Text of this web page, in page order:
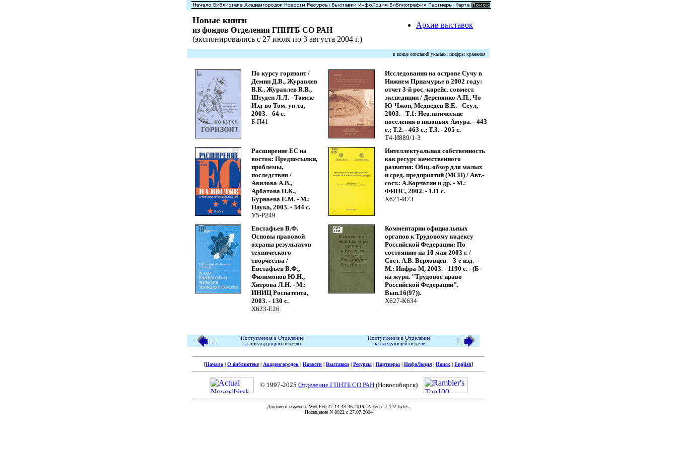
Новые книги
из фондов Отделения ГПНТБ СО РАН
(экспонировались с 27 июля по 3 августа 2004 г.)
Архив выставок
в конце описаний указаны шифры хранения
По курсу горизонт /
Демин Д.В., Журавлев
В.К., Журавлев В.В.,
Штуден Л.Л. - Томск:
Изд-во Том. ун-та,
2003. - 64 с.
Б-П41
Исследования на острове Сучу в
Нижнем Приамурье в 2002 году:
отчет 3-й рос.-корейс. совмест.
экспедиции / Деревянко А.П., Чо
Ю-Чжон, Медведев В.Е. - Сеул,
2003. - Т.1: Неолитические
поселения в низовьях Амура. - 443
с.; Т.2. - 463 с.; Т.3. - 205 с.
Т4-И889/1-3
Расширение ЕС на
восток: Предпосылки,
проблемы,
последствия /
Авилова А.В.,
Арбатова Н.К.,
Бурнаева Е.М. - М.:
Наука, 2003. - 344 с.
У5-Р249
Интеллектуальная собственность
как ресурс качественного
развития: Общ. обзор для малых
и сред. предприятий (МСП) / Авт.-
сост.: А.Корчагин и др. - М.:
ФИПС, 2002. - 131 с.
Х621-И73
Евстафьев В.Ф.
Основы правовой
охраны результатов
технического
творчества /
Евстафьев В.Ф.,
Филимонов Ю.Н.,
Хитрова Л.Н. - М.:
ИНИЦ Роспатента,
2003. - 130 с.
Х623-Е26
Комментарии официальных
органов к Трудовому кодексу
Российской Федерации: По
состоянию на 10 мая 2003 г. /
Сост. А.В. Верховцев. - 3-е изд. -
М.: Инфра-М, 2003. - 1190 с. - (Б-
ка журн. "Трудовое право
Российской Федерации".
Вып.16(97)).
Х627-К634
Поступления в Отделение
за предыдущую неделю
Поступления в Отделение
на следующей неделе
[Начало | О библиотеке| Академгородок | Новости | Выставки | Ресурсы | Партнеры | ИнфоЛоция | Поиск | English]
© 1997-2025 Отделение ГПНТБ СО РАН(Новосибирск)
Документ изменен: Wed Feb 27 14:48:36 2019. Размер: 7,142 bytes.
Посещение N 8022 c 27.07.2004